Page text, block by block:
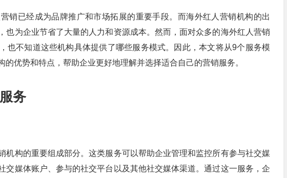
销已经成为品牌推广和市场拓展的重要手段。而海外红人营销机构的出
也为企业节省了大量的人力和资源成本。然而，面对众多的海外红人营销
也不知道这些机构具体提供了哪些服务模式。因此，本文将从9个服务模
优势和特点，帮助企业更好地理解并选择适合自己的营销服务。
务
机构的重要组成部分。这类服务可以帮助企业管理和监控所有参与社交媒
交媒体账户、参与的社交平台以及其他社交媒体渠道。通过这一服务，企